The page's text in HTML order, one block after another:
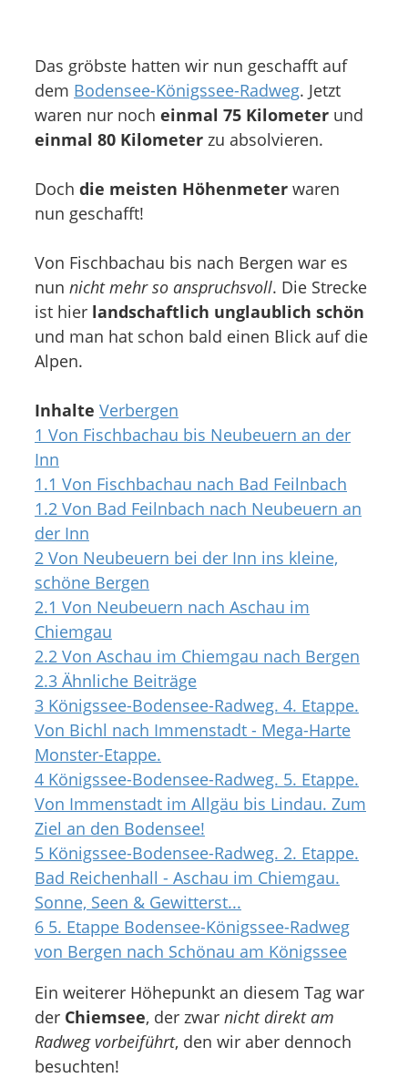
Das gröbste hatten wir nun geschafft auf
dem Bodensee-Königssee-Radweg. Jetzt
waren nur noch einmal 75 Kilometer und
einmal 80 Kilometer zu absolvieren.
Doch die meisten Höhenmeter waren
nun geschafft!
Von Fischbachau bis nach Bergen war es
nun nicht mehr so anspruchsvoll. Die Strecke
ist hier landschaftlich unglaublich schön
und man hat schon bald einen Blick auf die
Alpen.
Inhalte Verbergen
1 Von Fischbachau bis Neubeuern an der
Inn
1.1 Von Fischbachau nach Bad Feilnbach
1.2 Von Bad Feilnbach nach Neubeuern an
der Inn
2 Von Neubeuern bei der Inn ins kleine,
schöne Bergen
2.1 Von Neubeuern nach Aschau im
Chiemgau
2.2 Von Aschau im Chiemgau nach Bergen
2.3 Ähnliche Beiträge
3 Königssee-Bodensee-Radweg. 4. Etappe.
Von Bichl nach Immenstadt - Mega-Harte
Monster-Etappe.
4 Königssee-Bodensee-Radweg. 5. Etappe.
Von Immenstadt im Allgäu bis Lindau. Zum
Ziel an den Bodensee!
5 Königssee-Bodensee-Radweg. 2. Etappe.
Bad Reichenhall - Aschau im Chiemgau.
Sonne, Seen & Gewitterst...
6 5. Etappe Bodensee-Königssee-Radweg
von Bergen nach Schönau am Königssee
Ein weiterer Höhepunkt an diesem Tag war
der Chiemsee, der zwar nicht direkt am
Radweg vorbeiführt, den wir aber dennoch
besuchten!